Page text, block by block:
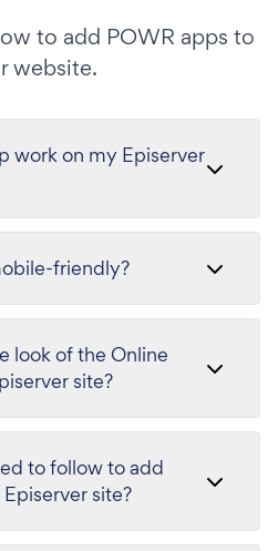
to add POWR apps to
website.
work on my Episerver
friendly?
look of the Online
site?
to follow to add
site?